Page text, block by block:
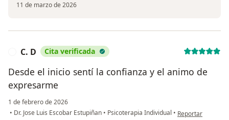
11 de marzo de 2026
C. D Cita verificada
Desde el inicio sentí la confianza y el animo de
expresarme
1 de febrero de 2026
• Dr. Jose Luis Escobar Estupiñan • Psicoterapia Individual • en opinión del
Reportar